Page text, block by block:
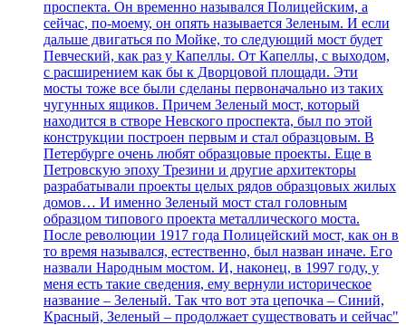
проспекта. Он временно назывался Полицейским, а
сейчас, по-моему, он опять называется Зеленым. И если
дальше двигаться по Мойке, то следующий мост будет
Певческий, как раз у Капеллы. От Капеллы, с выходом,
с расширением как бы к Дворцовой площади. Эти
мосты тоже все были сделаны первоначально из таких
чугунных ящиков. Причем Зеленый мост, который
находится в створе Невского проспекта, был по этой
конструкции построен первым и стал образцовым. В
Петербурге очень любят образцовые проекты. Еще в
Петровскую эпоху Трезини и другие архитекторы
разрабатывали проекты целых рядов образцовых жилых
домов… И именно Зеленый мост стал головным
образцом типового проекта металлического моста.
После революции 1917 года Полицейский мост, как он в
то время назывался, естественно, был назван иначе. Его
назвали Народным мостом. И, наконец, в 1997 году, у
меня есть такие сведения, ему вернули историческое
название – Зеленый. Так что вот эта цепочка – Синий,
Красный, Зеленый – продолжает существовать и сейчас"